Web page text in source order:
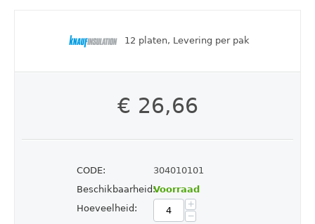
12 platen, Levering per pak
€ 26,66
CODE:
304010101
Beschikbaarheid:Voorraad
Hoeveelheid:
+
−